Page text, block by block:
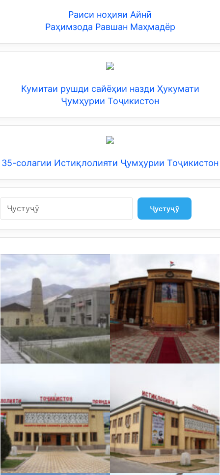
Раиси ноҳияи Айнӣ
Раҳимзода Равшан Маҳмадёр
Кумитаи рушди сайёҳии назди Ҳукумати
Ҷумҳурии Тоҷикистон
35-солагии Истиқлолияти Ҷумҳурии Тоҷикистон
Ҷустуҷӯ